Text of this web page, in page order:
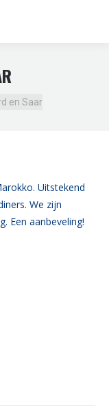
en Saar
Uitstekend
We zijn
Een aanbeveling!